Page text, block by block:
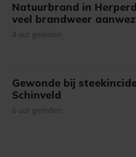
Natuurbrand in
veel brandweer
4 uur geleden
Gewonde bij
Schinveld
6 uur geleden